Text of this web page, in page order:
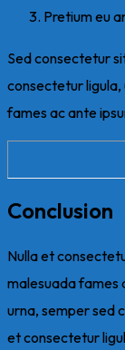
Pretium eu
Sed consectetur
consectetur
fames ac ante
Conclusion
Nulla et
malesuada fames
urna, semper sed
et consectetur